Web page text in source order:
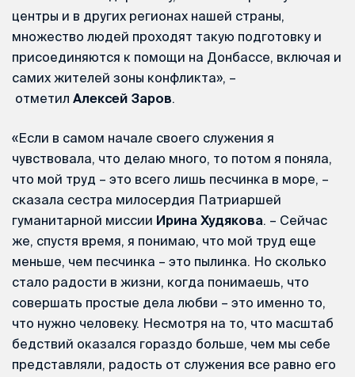
центры и в других регионах нашей страны,
множество людей проходят такую подготовку и
присоединяются к помощи на Донбассе, включая и
самих жителей зоны конфликта», –
отметил Алексей Заров.
«Если в самом начале своего служения я
чувствовала, что делаю много, то потом я поняла,
что мой труд – это всего лишь песчинка в море, –
сказала сестра милосердия Патриаршей
гуманитарной миссии Ирина Худякова. – Сейчас
же, спустя время, я понимаю, что мой труд еще
меньше, чем песчинка – это пылинка. Но сколько
стало радости в жизни, когда понимаешь, что
совершать простые дела любви – это именно то,
что нужно человеку. Несмотря на то, что масштаб
бедствий оказался гораздо больше, чем мы себе
представляли, радость от служения все равно его